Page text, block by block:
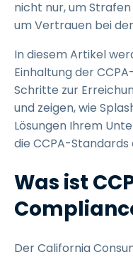
nicht nur, um
um Vertrauen bei
In diesem Artikel
Einhaltung der
Schritte zur
und zeigen, wie
Lösungen Ihrem
die CCPA-
Was ist
Der California